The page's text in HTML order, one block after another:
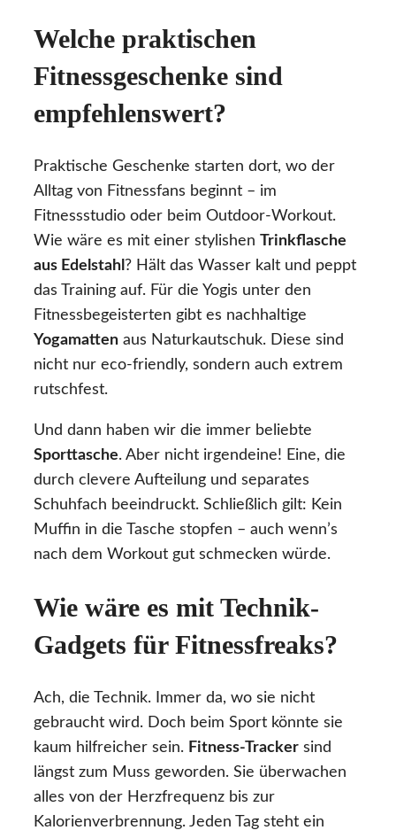
Welche praktischen
Fitnessgeschenke sind
empfehlenswert?
Praktische Geschenke starten dort, wo der
Alltag von Fitnessfans beginnt – im
Fitnessstudio oder beim Outdoor-Workout.
Wie wäre es mit einer stylishen
Trinkflasche
aus Edelstahl ? Hält das Wasser kalt und peppt
das Training auf. Für die Yogis unter den
Fitnessbegeisterten gibt es nachhaltige
Yogamatten aus Naturkautschuk. Diese sind
nicht nur eco-friendly, sondern auch extrem
rutschfest.
Und dann haben wir die immer beliebte
Sporttasche. Aber nicht irgendeine! Eine, die
durch clevere Aufteilung und separates
Schuhfach beeindruckt. Schließlich gilt: Kein
Muffin in die Tasche stopfen – auch wenn’s
nach dem Workout gut schmecken würde.
Wie wäre es mit Technik-
Gadgets für Fitnessfreaks?
Ach, die Technik. Immer da, wo sie nicht
gebraucht wird. Doch beim Sport könnte sie
kaum hilfreicher sein. Fitness-Tracker sind
längst zum Muss geworden. Sie überwachen
alles von der Herzfrequenz bis zur
Kalorienverbrennung. Jeden Tag steht ein